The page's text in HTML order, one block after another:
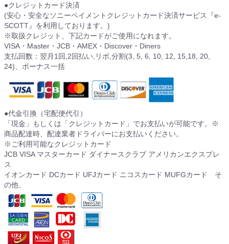
●クレジットカード決済
(安心・安全なソニーペイメントクレジットカード決済サービス『e-
SCOTT』を利用しております。)
※取扱クレジット、下記カードがご使用になれます。
VISA・Master・JCB・AMEX・Discover・Diners
支払回数：翌月1回,2回払い,リボ,分割(3, 5, 6, 10, 12, 15,18, 20,
24)、ボーナス一括
●代金引換（宅配便代引）
「現金」もしくは「クレジットカード」でお支払いが可能です。※
商品配達時、配達業者ドライバーにお支払いください。
※ご利用可能なクレジットカード
JCB VISA マスターカード ダイナースクラブ アメリカンエクスプレ
ス
イオンカード DCカード UFJカード ニコスカード MUFGカード そ
の他、